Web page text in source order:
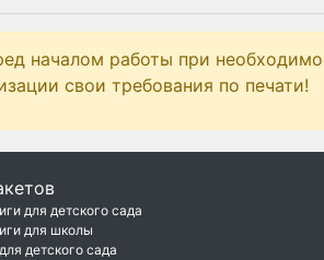
началом работы при
свои требования по печати!
для детского сада
для школы
детского сада